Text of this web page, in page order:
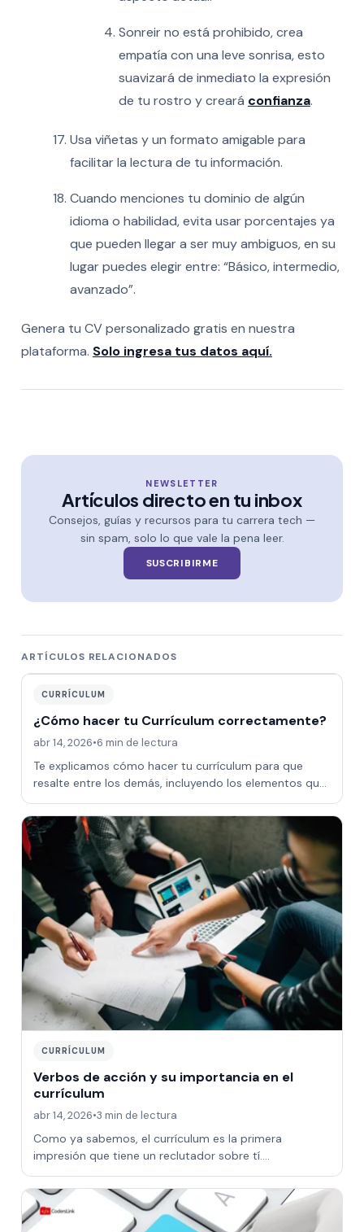
Sonreir no está prohibido, crea
empatía con una leve sonrisa, esto
suavizará de inmediato la expresión
de tu rostro y creará confianza.
Usa viñetas y un formato amigable para
facilitar la lectura de tu información.
Cuando menciones tu dominio de algún
idioma o habilidad, evita usar porcentajes ya
que pueden llegar a ser muy ambiguos, en su
lugar puedes elegir entre: “Básico, intermedio,
avanzado”.
Genera tu CV personalizado gratis en nuestra
plataforma. Solo ingresa tus datos aquí.
NEWSLETTER
Artículos directo en tu inbox
Consejos, guías y recursos para tu carrera tech —
sin spam, solo lo que vale la pena leer.
SUSCRIBIRME
ARTÍCULOS RELACIONADOS
CURRÍCULUM
¿Cómo hacer tu Currículum correctamente?
abr 14, 2026•6 min de lectura
Te explicamos cómo hacer tu currículum para que
resalte entre los demás, incluyendo los elementos que
CURRÍCULUM
Verbos de acción y su importancia en el
currículum
abr 14, 2026•3 min de lectura
Como ya sabemos, el currículum es la primera
impresión que tiene un reclutador sobre tí.
Anteriormente vimos qué evitar y qué hacer para que…